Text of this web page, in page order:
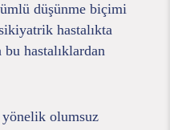
düşünme biçimi
hastalıkta
hastalıklardan
olumsuz